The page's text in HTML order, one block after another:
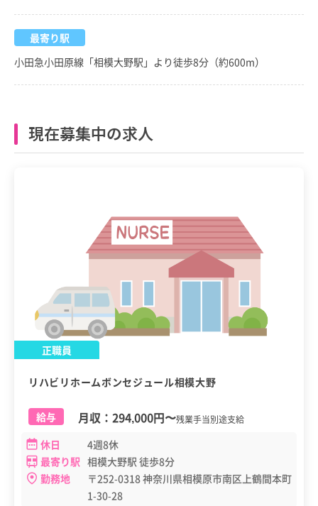
最寄り駅
小田急小田原線「相模大野駅」より徒歩8分（約600m）
現在募集中の求人
正職員
リハビリホームボンセジュール相模大野
給与 月収： 294,000円〜残業手当別途支給
休日
4週8休
最寄り駅 相模大野駅 徒歩8分
勤務地
〒252-0318 神奈川県相模原市南区上鶴間本町
1-30-28